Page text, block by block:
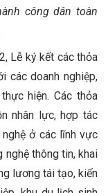
công dân toàn
Lễ ký kết các thỏa
các doanh nghiệp,
hiện. Các thỏa
nhân lực, hợp tác
ở các lĩnh vực
nghệ thông tin, khai
lương tái tạo, kiến